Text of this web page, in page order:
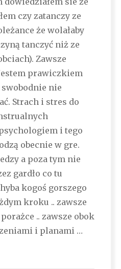
czy zatanczy ze
że wolałaby
tanczyć niż ze
Zawsze
prawiczkiem
nie
Strach i stres do
i tego
obecnie w gre.
a poza tym nie
gardło co tu
kogoś gorszego
kroku .. zawsze
.. zawsze obok
i planami …